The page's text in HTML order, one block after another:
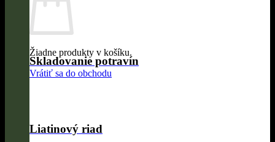
Žiadne produkty v košíku.
Vrátiť sa do obchodu
Skladovanie potravín
Liatinový riad